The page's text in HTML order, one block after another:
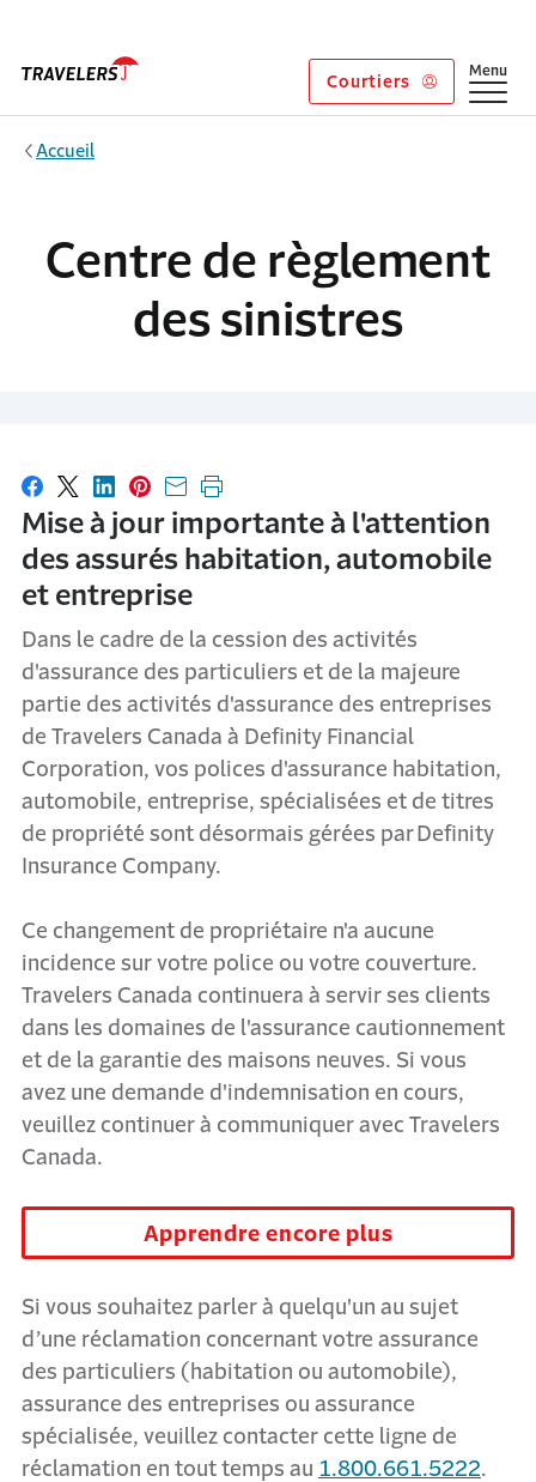
Courtiers
Afficher
Menu
Accueil
Centre de règlement
des sinistres
Partager sur Facebook
Partager sur X
Partager sur LinkedIn
Partager sur Pinterest
Envoyer par courriel
Imprimer cette page
Mise à jour importante à l'attention
des assurés habitation, automobile
et entreprise
Dans le cadre de la cession des activités
d'assurance des particuliers et de la majeure
partie des activités d'assurance des entreprises
de Travelers Canada à Definity Financial
Corporation, vos polices d'assurance habitation,
automobile, entreprise, spécialisées et de titres
de propriété sont désormais gérées par Definity
Insurance Company.
Ce changement de propriétaire n'a aucune
incidence sur votre police ou votre couverture.
Travelers Canada continuera à servir ses clients
dans les domaines de l'assurance cautionnement
et de la garantie des maisons neuves. Si vous
avez une demande d'indemnisation en cours,
veuillez continuer à communiquer avec Travelers
Canada.
Apprendre encore plus
Si vous souhaitez parler à quelqu'un au sujet
d’une réclamation concernant votre assurance
des particuliers (habitation ou automobile),
assurance des entreprises ou assurance
spécialisée, veuillez contacter cette ligne de
réclamation en tout temps au 1.800.661.5222.